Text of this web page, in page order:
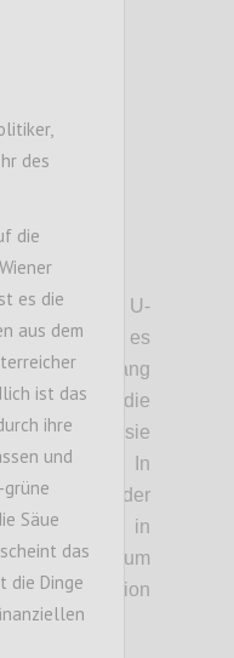
bei der U-
dort geht es
entlang
gibt es die
sie
sein. In
allerdings der
geht es dann in
Linie zum
weitere Station
des
die
es die
aus dem
ist das
ihre
und
Säue
das
die Dinge